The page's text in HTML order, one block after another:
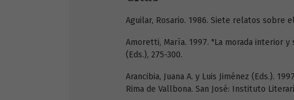
Aguilar, Rosario. 1986. Siete relatos sobre
Amoretti, María. 1997. "La morada interior y
(Eds.), 275-300.
Arancibia, Juana A. y Luis Jiménez (Eds.).
Rima de Vallbona. San José: Instituto